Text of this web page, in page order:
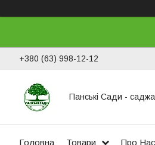
+380 (63) 998-12-12
Панські Сади -
Головна Товари Про Нас